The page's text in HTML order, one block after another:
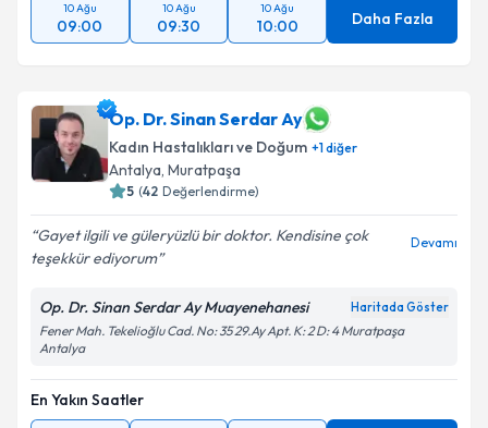
10 Ağu
09:00
10 Ağu
09:30
10 Ağu
10:00 Daha Fazla
Op. Dr. Sinan Serdar Ay
Kadın Hastalıkları ve Doğum +1diğer
Antalya, Muratpaşa
5 (42 Değerlendirme)
Gayet ilgili ve güleryüzlü bir doktor. Kendisine çok
teşekkür ediyorum
Devamı
Op. Dr. Sinan Serdar Ay Muayenehanesi Haritada Göster
Fener Mah. Tekelioğlu Cad. No: 35 29.Ay Apt. K: 2 D: 4 Muratpaşa
Antalya
En Yakın Saatler